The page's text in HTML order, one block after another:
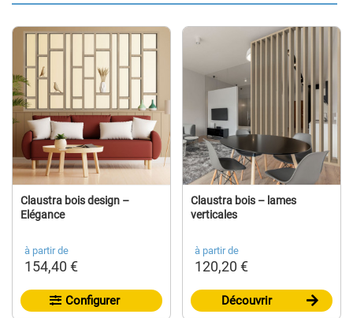
Claustra bois design –
Elégance
à partir de
154,40 €
Configurer
Claustra bois – lames
verticales
à partir de
120,20 €
Découvrir